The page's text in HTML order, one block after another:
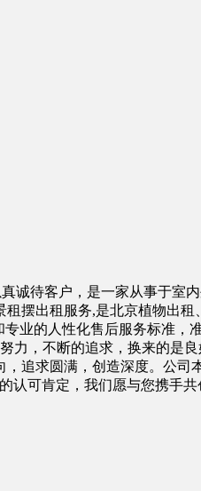
诚待客户，是一家从事于室
摆出租服务,是北京植物出
业的人性化售后服务标准
力，不断的追求，换来的是
求圆满，创造深度。公司
可肯定，我们愿与您携手共